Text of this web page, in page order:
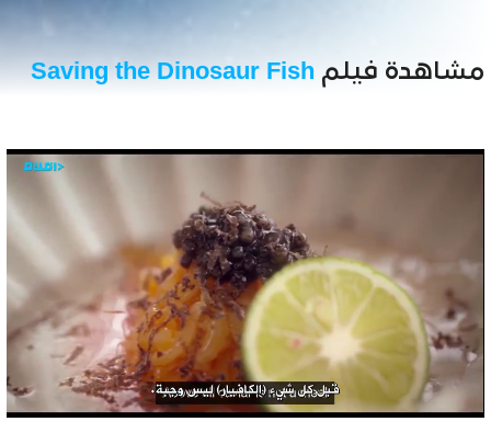
مشاهدة فيلم Saving the Dinosaur Fish